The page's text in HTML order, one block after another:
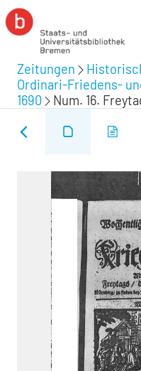
Zeitungen
Ordinari-Friedens-
1690
Num. 16.